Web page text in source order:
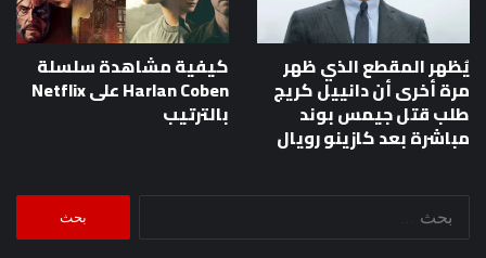
يُظهر المقطع الذي ظهر
مرة أخرى أن دانييل كريج
طلب قتل جيمس بوند
مباشرة بعد كازينو رويال
كيفية مشاهدة سلسلة
Harlan Coben على Netflix
بالترتيب
البحث